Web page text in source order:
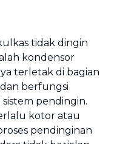
tidak dingin
kondensor
terletak di bagian
berfungsi
pendingin.
kotor atau
pendinginan